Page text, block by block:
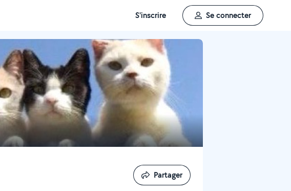
S'inscrire Se connecter
Partager
Partager